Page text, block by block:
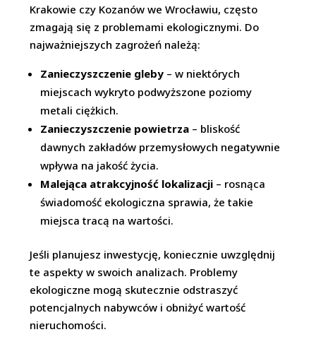
Krakowie czy Kozanów we Wrocławiu, często
zmagają się z problemami ekologicznymi. Do
najważniejszych zagrożeń należą:
Zanieczyszczenie gleby – w niektórych
miejscach wykryto podwyższone poziomy
metali ciężkich.
Zanieczyszczenie powietrza – bliskość
dawnych zakładów przemysłowych negatywnie
wpływa na jakość życia.
Malejąca atrakcyjność lokalizacji – rosnąca
świadomość ekologiczna sprawia, że takie
miejsca tracą na wartości.
Jeśli planujesz inwestycję, koniecznie uwzględnij
te aspekty w swoich analizach. Problemy
ekologiczne mogą skutecznie odstraszyć
potencjalnych nabywców i obniżyć wartość
nieruchomości.